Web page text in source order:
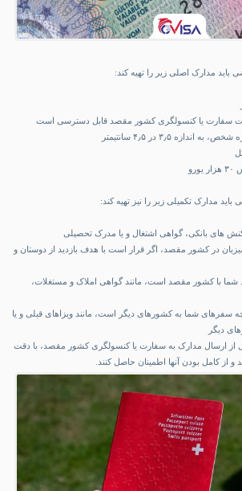
باید مدارک اصلی زیر را تهیه کند:
سفارت یا کنسولگری کشور مقصد قابل دسترسی است
۳٫۵ در ۴٫۵ سانتیمتر
مدارک تکمیلی زیر را نیز تهیه کند:
های بانکی، گواهی اشتغال و یا مدرک تحصیلی
در کشور مقصد، اگر قرار است با هدف بازدید از دوستان و
شما با کشور مقصد است، مانند گواهی املاک و مستغلات،
سفرهای شما به کشورهای دیگر است، مانند ویزاهای قبلی و یا
دیگر
از ارسال مدارک به سفارت یا کنسولگری کشور مقصد، با دقت
و از کامل بودن آنها اطمینان حاصل کنند.